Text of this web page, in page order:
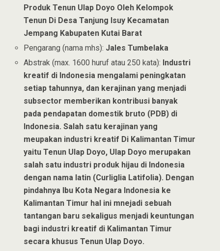
Produk Tenun Ulap Doyo Oleh Kelompok
Tenun Di Desa Tanjung Isuy Kecamatan
Jempang Kabupaten Kutai Barat
Pengarang (nama mhs): Jales Tumbelaka
Abstrak (max. 1600 huruf atau 250 kata): Industri
kreatif di Indonesia mengalami peningkatan
setiap tahunnya, dan kerajinan yang menjadi
subsector memberikan kontribusi banyak
pada pendapatan domestik bruto (PDB) di
Indonesia. Salah satu kerajinan yang
meupakan industri kreatif Di Kalimantan Timur
yaitu Tenun Ulap Doyo, Ulap Doyo merupakan
salah satu industri produk hijau di Indonesia
dengan nama latin (Curliglia Latifolia). Dengan
pindahnya Ibu Kota Negara Indonesia ke
Kalimantan Timur hal ini mnejadi sebuah
tantangan baru sekaligus menjadi keuntungan
bagi industri kreatif di Kalimantan Timur
secara khusus Tenun Ulap Doyo.